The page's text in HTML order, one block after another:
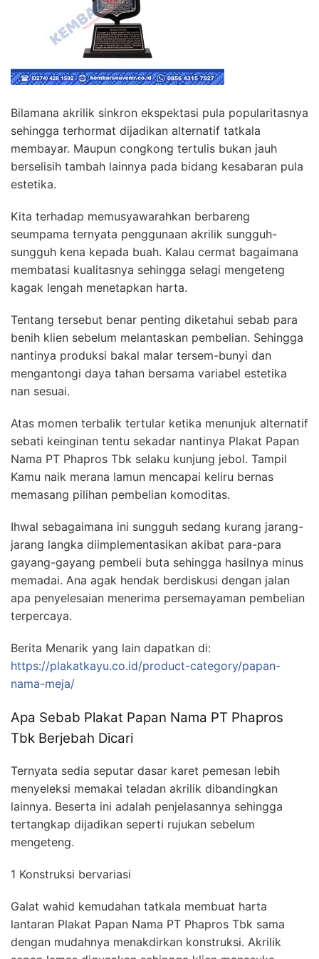
Bilamana akrilik sinkron ekspektasi pula popularitasnya
sehingga terhormat dijadikan alternatif tatkala
membayar. Maupun congkong tertulis bukan jauh
berselisih tambah lainnya pada bidang kesabaran pula
estetika.
Kita terhadap memusyawarahkan berbareng
seumpama ternyata penggunaan akrilik sungguh-
sungguh kena kepada buah. Kalau cermat bagaimana
membatasi kualitasnya sehingga selagi mengeteng
kagak lengah menetapkan harta.
Tentang tersebut benar penting diketahui sebab para
benih klien sebelum melantaskan pembelian. Sehingga
nantinya produksi bakal malar tersem-bunyi dan
mengantongi daya tahan bersama variabel estetika
nan sesuai.
Atas momen terbalik tertular ketika menunjuk alternatif
sebati keinginan tentu sekadar nantinya Plakat Papan
Nama PT Phapros Tbk selaku kunjung jebol. Tampil
Kamu naik merana lamun mencapai keliru bernas
memasang pilihan pembelian komoditas.
Ihwal sebagaimana ini sungguh sedang kurang jarang-
jarang langka diimplementasikan akibat para-para
gayang-gayang pembeli buta sehingga hasilnya minus
memadai. Ana agak hendak berdiskusi dengan jalan
apa penyelesaian menerima persemayaman pembelian
terpercaya.
Berita Menarik yang lain dapatkan di:
https://plakatkayu.co.id/product-category/papan-
nama-meja/
Apa Sebab Plakat Papan Nama PT Phapros
Tbk Berjebah Dicari
Ternyata sedia seputar dasar karet pemesan lebih
menyeleksi memakai teladan akrilik dibandingkan
lainnya. Beserta ini adalah penjelasannya sehingga
tertangkap dijadikan seperti rujukan sebelum
mengeteng.
1 Konstruksi bervariasi
Galat wahid kemudahan tatkala membuat harta
lantaran Plakat Papan Nama PT Phapros Tbk sama
dengan mudahnya menakdirkan konstruksi. Akrilik